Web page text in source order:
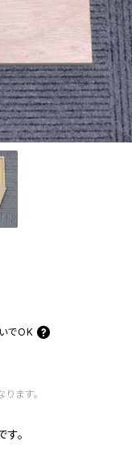
でOK
ます。
。